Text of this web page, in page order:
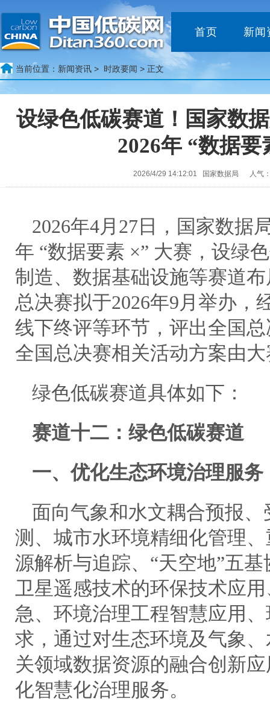
首页 新闻
当前位置： 新闻资讯 > 时政要闻 > 正文
设绿色低碳赛道！国家数
2026年 “数据要
2026/4/29 14:12:01 国家数据局 人气
2026年4月27日，国家数据
年 “数据要素 ×” 大赛，设绿
制造、数据基础设施等赛道
总决赛拟于2026年9月举办，
线下终评等环节，评出全国
全国总决赛相关活动方案由
绿色低碳赛道具体如下：
赛道十二：绿色低碳赛道
一、优化生态环境治理服务
面向气象和水文耦合预报
测、城市水环境精细化管理
源解析与追踪、“天空地”五
卫星遥感技术的环保技术应
急、环境治理工程智慧应用
求，通过对生态环境及气象
关领域数据资源的融合创新
化智慧化治理服务。